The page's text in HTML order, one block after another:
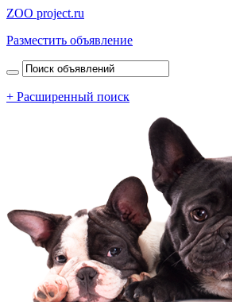
ZOO project.ru
Разместить объявление
+ Расширенный поиск